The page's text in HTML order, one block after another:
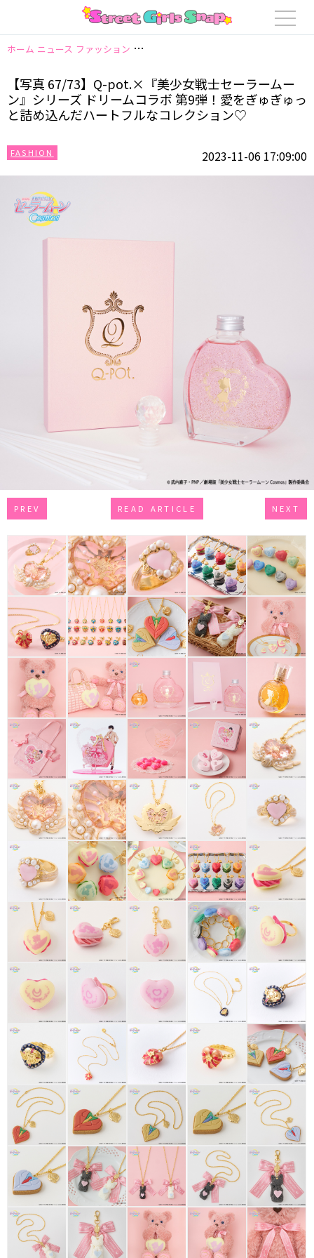
ホーム ニュース ファッション 【写真 67/73】Q-pot.×『美少女戦士セー
【写真 67/73】Q-pot.×『美少女戦士セーラームー
ン』シリーズ ドリームコラボ 第9弾！愛をぎゅぎゅっ
と詰め込んだハートフルなコレクション♡
FASHION 2023-11-06 17:09:00
PREV READ ARTICLE NEXT